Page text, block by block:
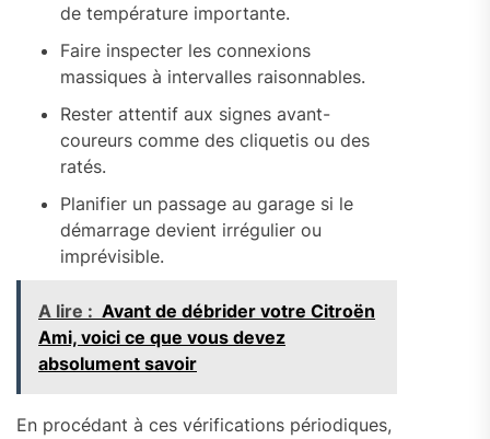
de température importante.
Faire inspecter les connexions
massiques à intervalles raisonnables.
Rester attentif aux signes avant-
coureurs comme des cliquetis ou des
ratés.
Planifier un passage au garage si le
démarrage devient irrégulier ou
imprévisible.
A lire : Avant de débrider votre Citroën
Ami, voici ce que vous devez
absolument savoir
En procédant à ces vérifications périodiques,